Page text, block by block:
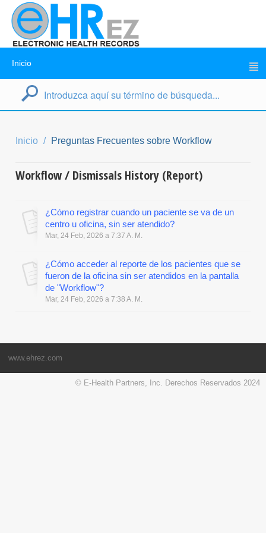
Inicio
Inicio Preguntas Frecuentes sobre Workflow
Workflow / Dismissals History (Report)
¿Cómo registrar cuando un paciente se va de un
centro u oficina, sin ser atendido?
Mar, 24 Feb, 2026 a 7:37 A. M.
¿Cómo acceder al reporte de los pacientes que se
fueron de la oficina sin ser atendidos en la pantalla
de "Workflow"?
Mar, 24 Feb, 2026 a 7:38 A. M.
www.ehrez.com
© E-Health Partners, Inc. Derechos Reservados 2024